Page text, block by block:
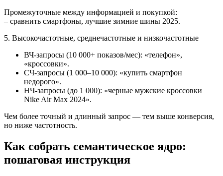
Промежуточные между информацией и покупкой:
– сравнить смартфоны, лучшие зимние шины 2025.
5. Высокочастотные, среднечастотные и низкочастотные
ВЧ-запросы (10 000+ показов/мес): «телефон»,
«кроссовки».
СЧ-запросы (1 000–10 000): «купить смартфон
недорого».
НЧ-запросы (до 1 000): «черные мужские кроссовки
Nike Air Max 2024».
Чем более точный и длинный запрос — тем выше конверсия,
но ниже частотность.
Как собрать семантическое ядро:
пошаговая инструкция